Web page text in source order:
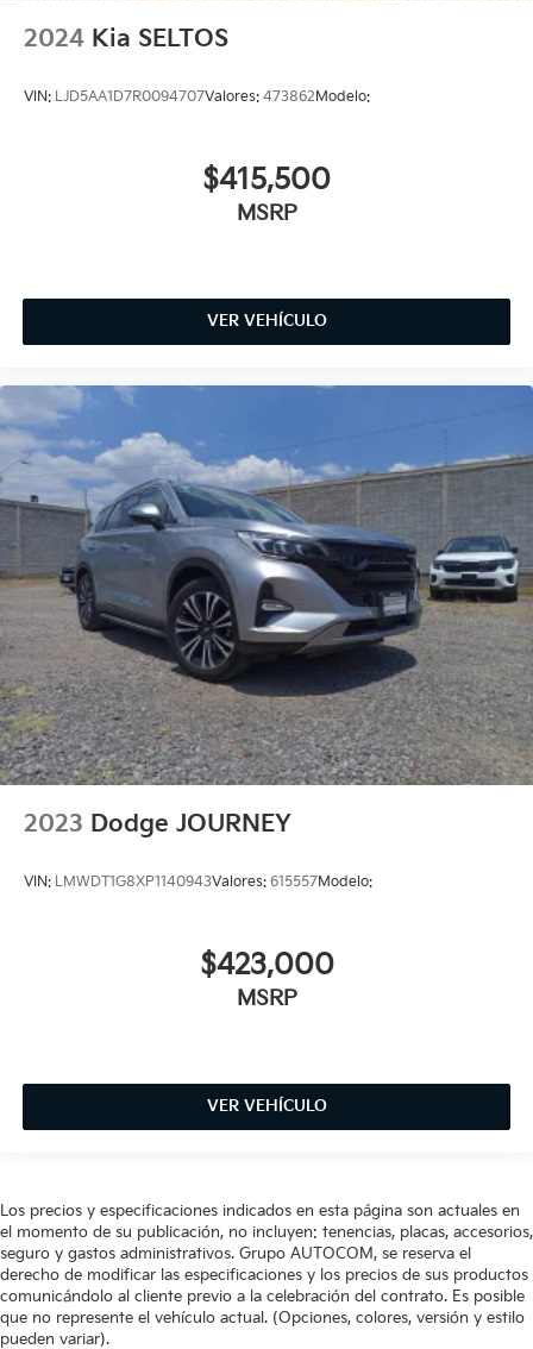
2024 Kia SELTOS
VIN: LJD5AA1D7R0094707Valores: 473862Modelo:
$415,500
MSRP
VER VEHÍCULO
2023 Dodge JOURNEY
VIN: LMWDT1G8XP1140943Valores: 615557Modelo:
$423,000
MSRP
VER VEHÍCULO
Los precios y especificaciones indicados en esta página son actuales en
el momento de su publicación, no incluyen: tenencias, placas, accesorios,
seguro y gastos administrativos. Grupo AUTOCOM, se reserva el
derecho de modificar las especificaciones y los precios de sus productos
comunicándolo al cliente previo a la celebración del contrato. Es posible
que no represente el vehículo actual. (Opciones, colores, versión y estilo
pueden variar).